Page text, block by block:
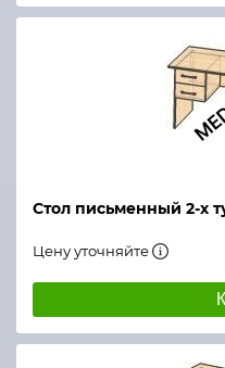
Стол письменный 2-х
Цену уточняйте